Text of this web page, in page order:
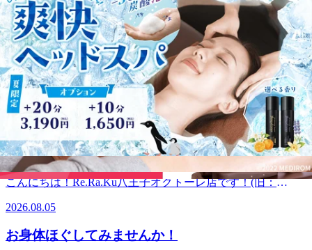
こんにちは!Re.Ra.Ku八王子オクトーレ店です!(旧:Re.Ra.Ku
八王子東急スクエア店)いつもご利用頂きありがとうござい
ます!8月7日(金) 【本日の空き情報】 10:30～ ご案内できます
♪高温の日が続いておりますが、皆様、体調管理はいかがで
しょうか。本日は、35℃近くまで上昇する予報、水分・塩分
補給をしっかりお願いします。蒸し暑い日々、お身体にお疲
れを感じていませんか。規則正しい生活をすることが大切で
すが、忙しく、なかなか時間が取れない方いらっしゃると思
います。当店のボディケアで、日頃のお疲れやだるさをスッ
キリしませんか！ボディケア60分以上で、首から下、3体勢
でしっかりアプローチできます。デスクワークやスマートフ
ォンの操作で、頭や首周りが気になる方、ネックリンパケ
スパ実施中！お気軽にお立ち寄りください。 元気いっぱい
す。～マッサージのように気持ちいいボディケア～Re.Ra.Ku
2026.08.07
暑さからくるだるさをボディケアでスッキリしま
せんか?
こんにちは!Re.Ra.Ku八王子オクトーレ店です!(旧:Re.Ra.Ku
八王子東急スクエア店)いつもご利用頂きありがとうござい
ます!8月6日(木) 【本日の空き情報】 10:10～16:00、16:45～
18:30、18:25～20:00でしたらご案内できます♪ 今日朝は比較
的涼しかったですが、午後は昨日よりも気温が上がるみたい
ですね。この時期はどうしても動いた時の消耗が激しいので
なかなか動きづらいですよね。そういった時こそ一旦自分の
身体の調子を見直してみませんか? 当店は一番短いコースで
30分、全身をほぐせる60分、全身をほぐしつつ更にお疲れの
箇所に時間をかけられる90分のボディケアを用意しておりま
す。また10分単位で延長も可能ですので物足りなかったり、
2026.08.06
暑さに負けないお体に！！
こんにちは！Re.Ra.Ku八王子オクトーレ店です！(旧：
うございます！8月5日（水） 【本日の空き情報】13：30
～ ご案内できます♪今日もお天気！！日差しが強く暑さが
増してきていますね汗皆様いかがお過ごしでしょうか？風邪
2026.08.05
お身体ほぐしてみませんか！